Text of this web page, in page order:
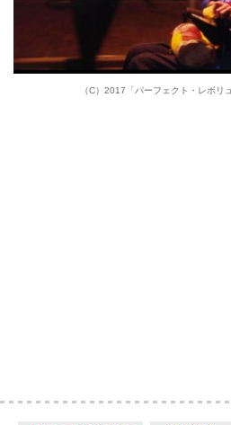
（C）2017「パーフェクト・レボリ